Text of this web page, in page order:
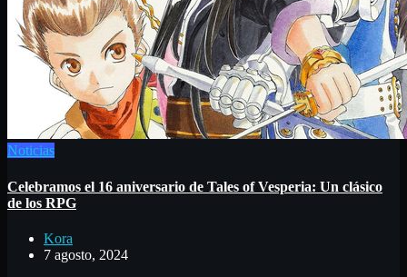
Noticias
Celebramos el 16 aniversario de Tales of Vesperia: Un clásico
de los RPG
Kora
7 agosto, 2024